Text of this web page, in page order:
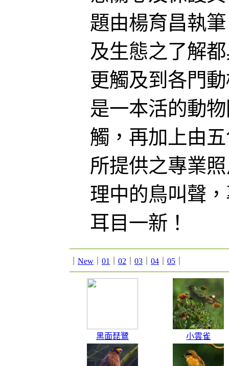
題由楊育昌執
及生態之了解
更觸及到各門
是一本活的動
觸，再加上由
所提供之專業
理中的鳥叫聲
耳目一新！
New 01 02 03 04 05
黑面琵鷺 小雲雀